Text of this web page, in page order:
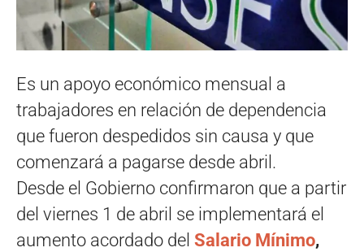
Es un apoyo económico mensual a
trabajadores en relación de dependencia
que fueron despedidos sin causa y que
comenzará a pagarse desde abril.
Desde el Gobierno confirmaron que a partir
del viernes 1 de abril se implementará el
aumento acordado del Salario Mínimo,